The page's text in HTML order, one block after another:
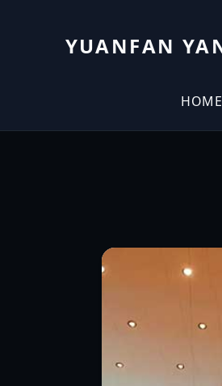
YUANFAN
HOME